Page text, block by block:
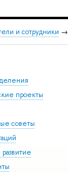
и сотрудники →
проекты
советы